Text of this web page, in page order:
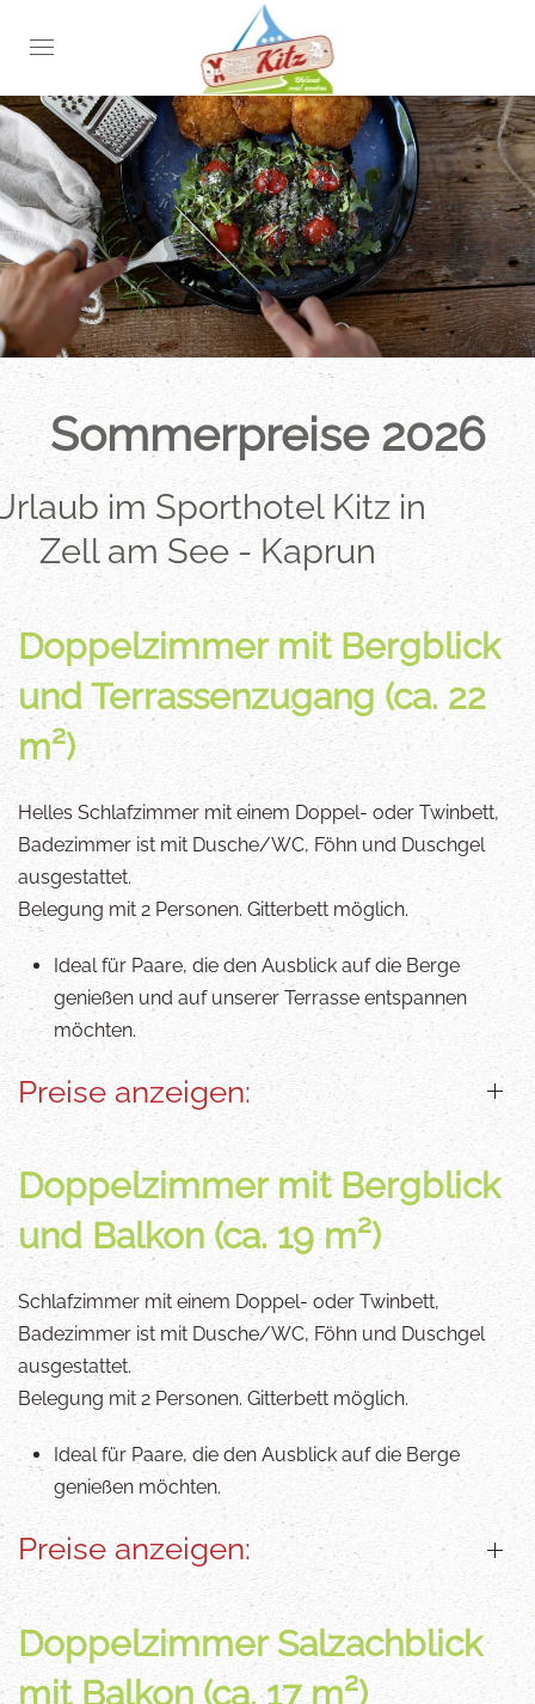
Skip
main
content
Sommerpreise 2026
im Sporthotel Kitz in
Zell am See - Kaprun
Doppelzimmer mit Bergblick
und Terrassenzugang (ca. 22
m²)
Helles Schlafzimmer mit einem Doppel- oder Twinbett,
Badezimmer ist mit Dusche/WC, Föhn und Duschgel
ausgestattet.
Belegung mit 2 Personen. Gitterbett möglich.
Ideal für Paare, die den Ausblick auf die Berge
genießen und auf unserer Terrasse entspannen
möchten.
Preise anzeigen:
Doppelzimmer mit Bergblick
und Balkon (ca. 19 m²)
Schlafzimmer mit einem Doppel- oder Twinbett,
Badezimmer ist mit Dusche/WC, Föhn und Duschgel
ausgestattet.
Belegung mit 2 Personen. Gitterbett möglich.
Ideal für Paare, die den Ausblick auf die Berge
genießen möchten.
Preise anzeigen:
Doppelzimmer Salzachblick
mit Balkon (ca. 17 m²)